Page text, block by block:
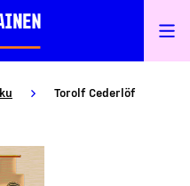
Torolf Cederlöf